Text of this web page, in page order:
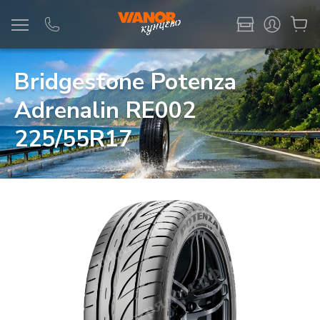
Bridgestone Potenza
Adrenalin RE002
225/55R17
Информация Фото товара